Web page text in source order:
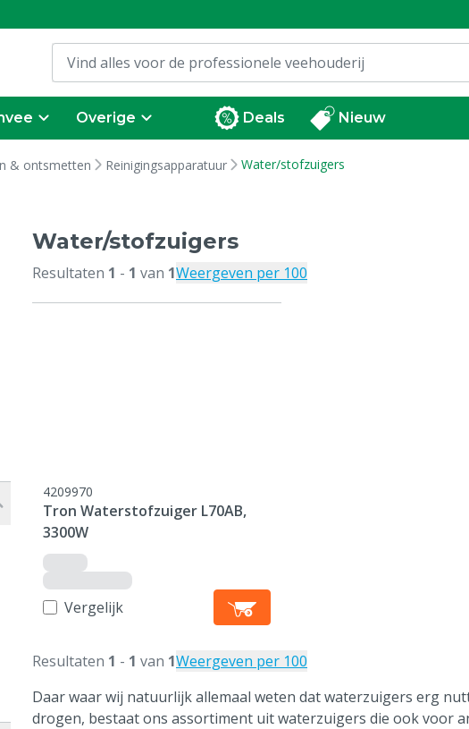
Overige Deals Nieuw
& ontsmetten Reinigingsapparatuur Water/stofzuigers
Water/stofzuigers
Resultaten 1 - 1 van 1Weergeven per 100
4209970
Tron Waterstofzuiger L70AB,
3300W
Vergelijk
Resultaten 1 - 1 van 1Weergeven per 100
Daar waar wij natuurlijk allemaal weten dat waterzuigers erg
drogen, bestaat ons assortiment uit waterzuigers die ook voor